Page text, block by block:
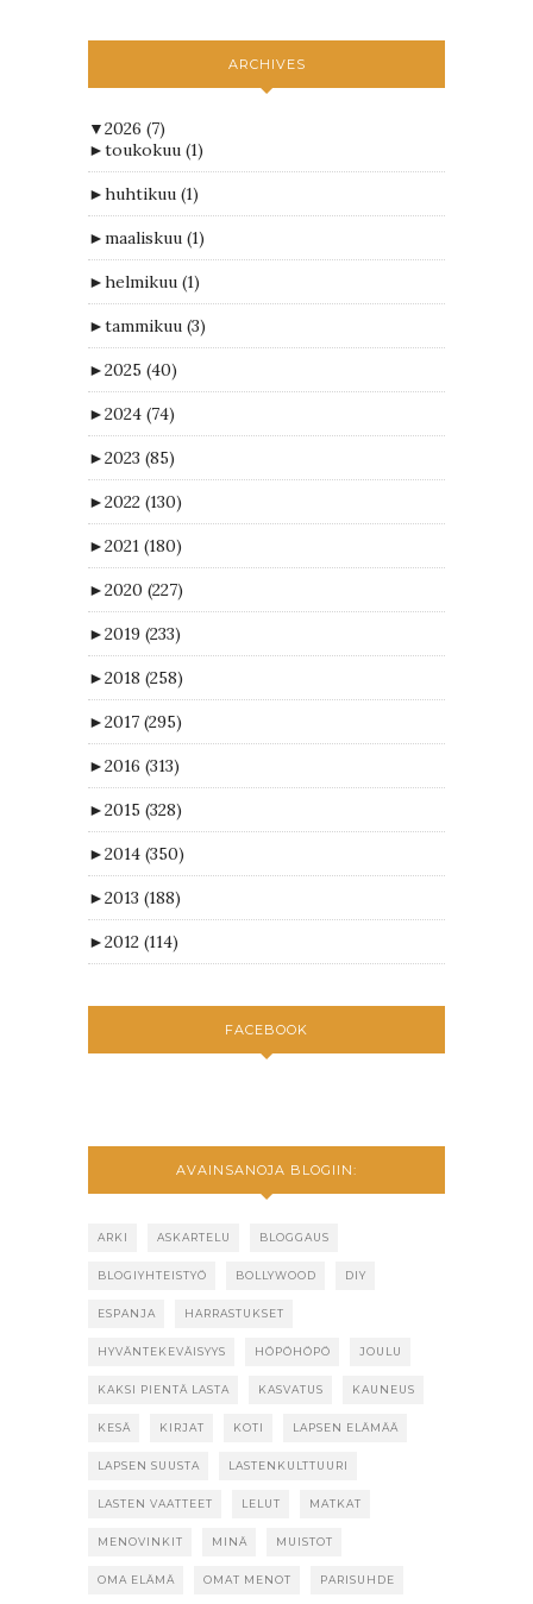
ARCHIVES
▼2026 (7)
►toukokuu (1)
►huhtikuu (1)
►maaliskuu (1)
►helmikuu (1)
►tammikuu (3)
►2025 (40)
►2024 (74)
►2023 (85)
►2022 (130)
►2021 (180)
►2020 (227)
►2019 (233)
►2018 (258)
►2017 (295)
►2016 (313)
►2015 (328)
►2014 (350)
►2013 (188)
►2012 (114)
FACEBOOK
AVAINSANOJA BLOGIIN:
ARKI ASKARTELU BLOGGAUS
BLOGIYHTEISTYÖ BOLLYWOOD DIY
ESPANJA HARRASTUKSET
HYVÄNTEKEVÄISYYS HÖPÖHÖPÖ JOULU
KAKSI PIENTÄ LASTA KASVATUS KAUNEUS
KESÄ KIRJAT KOTI LAPSEN ELÄMÄÄ
LAPSEN SUUSTA LASTENKULTTUURI
LASTEN VAATTEET LELUT MATKAT
MENOVINKIT MINÄ MUISTOT
OMA ELÄMÄ OMAT MENOT PARISUHDE